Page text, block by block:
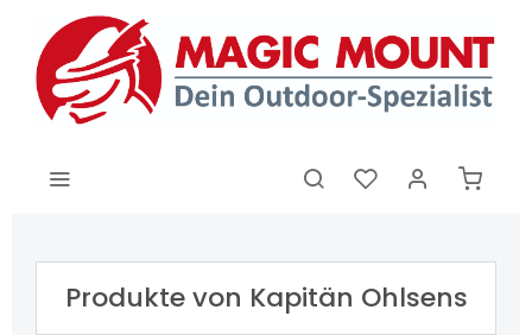
Produkte von Kapitän Ohlsens